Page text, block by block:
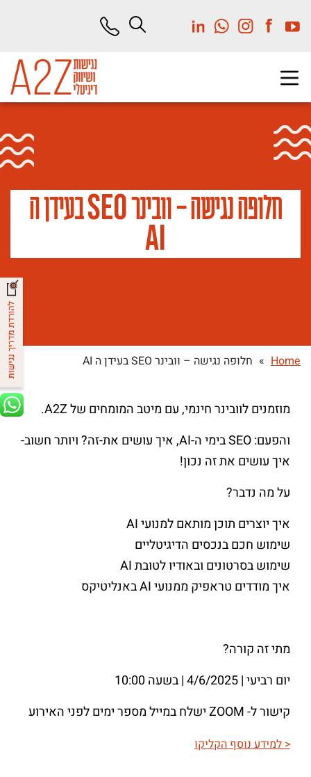
חלופה נגישה – וובינר SEO בעידן ה
AI
Home
» חלופה נגישה – וובינר SEO בעידן ה AI
מוזמנים לוובינר חינמי, עם מיטב המומחים של A2Z.
והפעם: SEO בימי ה-AI, איך עושים את-זה? ויותר חשוב-
איך עושים את זה נכון!
על מה נדבר?
איך יוצרים תוכן מותאם למנועי AI
שימוש חכם בנכסים הדיגיטליים
שימוש בסרטונים ובאודיו לטובת AI
איך מודדים טראפיק ממנועי AI באנליטיקס
מתי זה קורה?
יום רביעי | 4/6/2025 | בשעה 10:00
קישור ל- ZOOM ישלח במייל מספר ימים לפני האירוע
< למידע נוסף הקליקו